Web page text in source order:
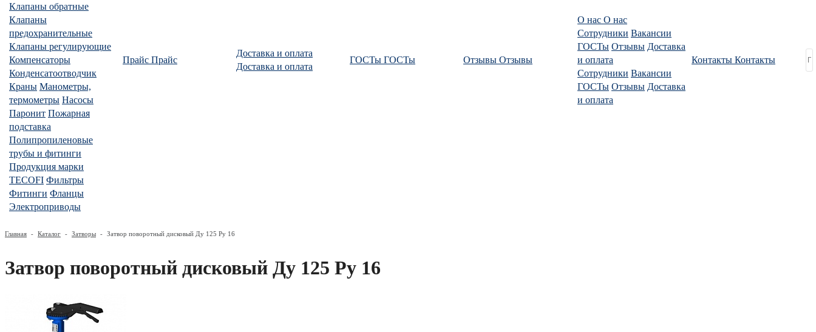
Клапаны обратные
Клапаны
предохранительные
Клапаны регулирующие
Компенсаторы
Конденсатоотводчик
Краны Манометры,
термометры Насосы
Паронит Пожарная
подставка
Полипропиленовые
трубы и фитинги
Продукция марки
TECOFI Фильтры
Фитинги Фланцы
Электроприводы
Прайс Прайс
Доставка и оплата
Доставка и оплата
ГОСТы ГОСТы Отзывы Отзывы
О нас О нас
Сотрудники Вакансии
ГОСТы Отзывы Доставка
и оплата
Сотрудники Вакансии
ГОСТы Отзывы Доставка
и оплата
Контакты Контакты
Главная - Каталог - Затворы - Затвор поворотный дисковый Ду 125 Ру 16
Затвор поворотный дисковый Ду 125 Ру 16